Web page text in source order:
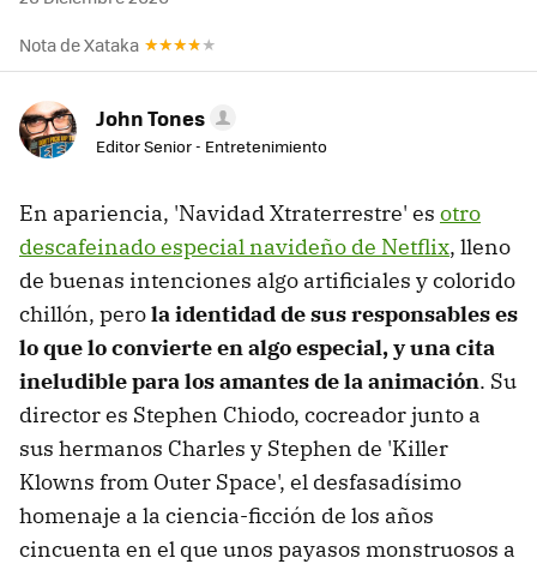
Nota de Xataka
John Tones
Editor Senior - Entretenimiento
En apariencia, 'Navidad Xtraterrestre' es otro
descafeinado especial navideño de Netflix, lleno
de buenas intenciones algo artificiales y colorido
chillón, perola identidad de sus responsables es
lo que lo convierte en algo especial, y una cita
ineludible para los amantes de la animación. Su
director es Stephen Chiodo, cocreador junto a
sus hermanos Charles y Stephen de 'Killer
Klowns from Outer Space', el desfasadísimo
homenaje a la ciencia-ficción de los años
cincuenta en el que unos payasos monstruosos a